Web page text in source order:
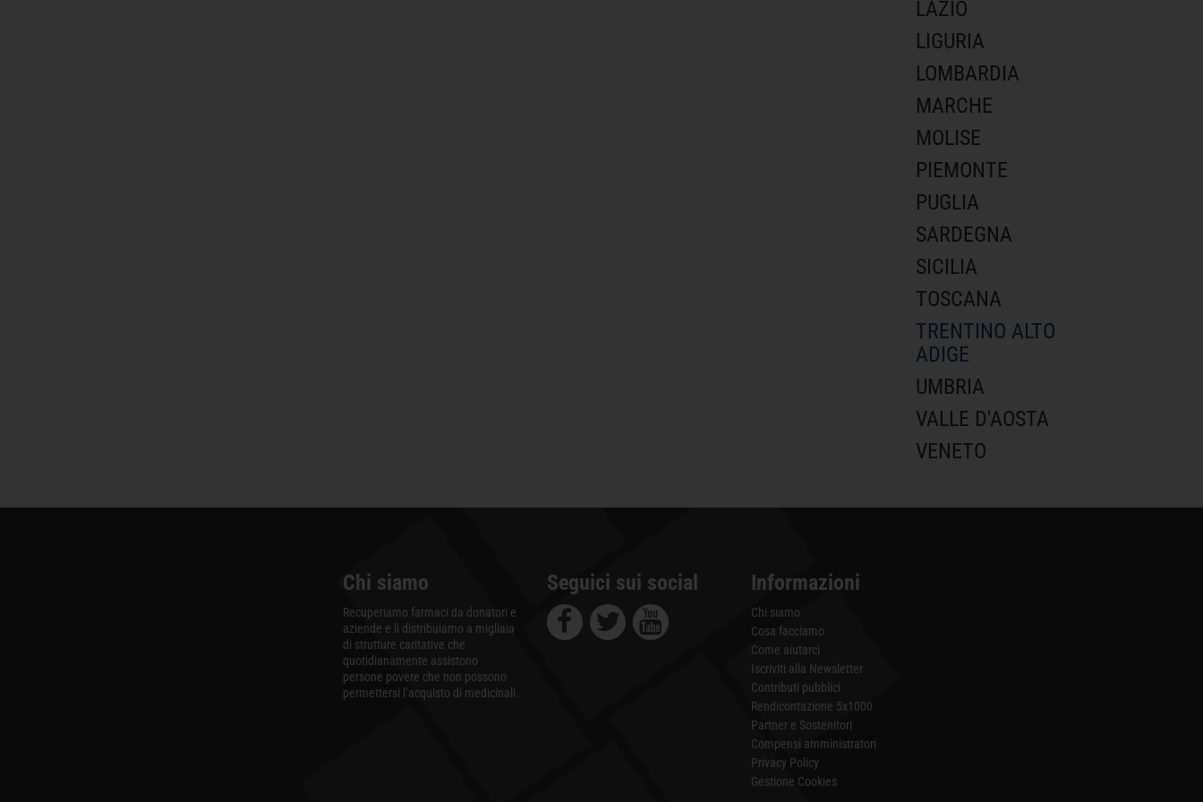
LAZIO
LIGURIA
LOMBARDIA
MARCHE
MOLISE
PIEMONTE
PUGLIA
SARDEGNA
SICILIA
TOSCANA
TRENTINO ALTO
ADIGE
UMBRIA
VALLE D'AOSTA
VENETO
Chi siamo
Recuperiamo farmaci da donatori e
aziende e li distribuiamo a migliaia
di strutture caritative che
quotidianamente assistono
persone povere che non possono
permettersi l’acquisto di medicinali.
Seguici sui social Informazioni
Chi siamo
Cosa facciamo
Come aiutarci
Iscriviti alla Newsletter
Contributi pubblici
Rendicontazione 5x1000
Partner e Sostenitori
Compensi amministratori
Privacy Policy
Gestione Cookies